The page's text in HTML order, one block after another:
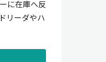
に在庫へ反
リーダやハ